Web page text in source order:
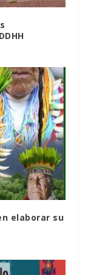
elaborar su